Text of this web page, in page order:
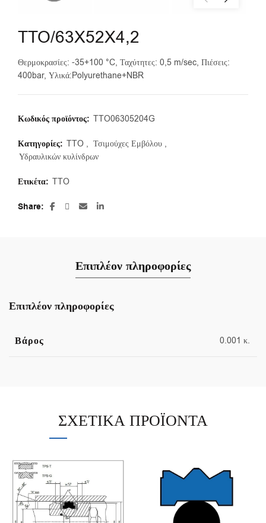
TTO/63X52X4,2
Θερμοκρασίες: -35+100 °C, Ταχύτητες: 0,5 m/sec, Πιέσεις:
400bar, Υλικά:Polyurethane+NBR
Κωδικός προϊόντος: TTO06305204G
Κατηγορίες: TTO , Τσιμούχες Εμβόλου ,
Υδραυλικών κυλίνδρων
Ετικέτα: TTO
Share
Επιπλέον πληροφορίες
Επιπλέον πληροφορίες
Βάρος 0.001 κ.
ΣΧΕΤΙΚΆ ΠΡΟΪΌΝΤΑ